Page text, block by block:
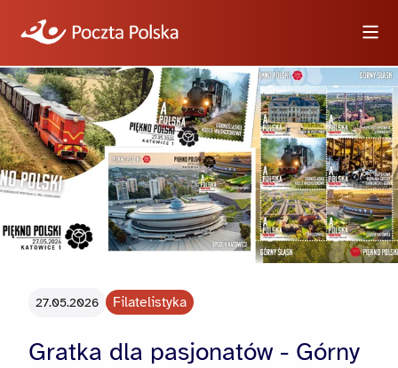
Wyszukiwarka
Informacje
Wideo
Dla dziennikarzy
27.05.2026 Filatelistyka
Gratka dla pasjonatów - Górny